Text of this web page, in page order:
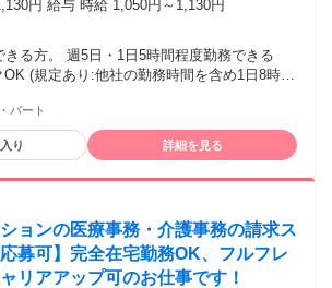
円 給与 時給 1,050円～1,130円
きる方。 週5日・1日5時間程度勤務できる
(規定あり:他社の勤務時間を含め1日8時間
パート
り 詳細を見る
ョンの医療事務・介護事務の請求ス
募可】完全在宅勤務OK、フルフレ
リアアップ可のお仕事です！